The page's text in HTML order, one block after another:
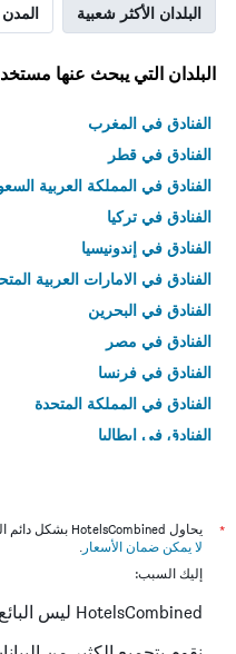
البلدان الأكثر شعبية المدن
البلدان التي يبحث عنها
الفنادق في المغرب
الفنادق في قطر
الفنادق في المملكة العربية
الفنادق في تركيا
الفنادق في إندونيسيا
الفنادق في الامارات العربية
الفنادق في البحرين
الفنادق في مصر
الفنادق في فرنسا
الفنادق في المملكة المتحدة
الفنادق في إيطاليا
*
يحاول HotelsCombined بشكل دائم الحصول على الأسعار الدقيقة، ولكن
لا يمكن ضمان الأسعار .
إليك السبب:
HotelsCombined ليس البائع